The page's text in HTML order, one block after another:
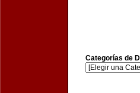
Categorías de